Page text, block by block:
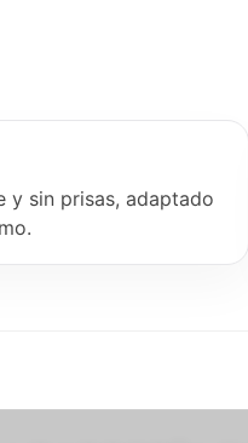
y sin prisas, adaptado